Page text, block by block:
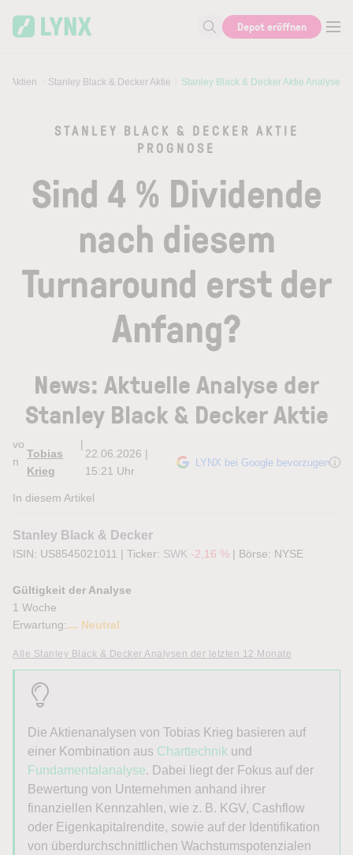
Suche nach Aktie, Autor...
Depot eröffnen
Aktien Stanley Black & Decker Aktie Stanley Black & Decker Aktie Analyse
STANLEY BLACK & DECKER AKTIE
PROGNOSE
Sind 4 % Dividende
nach diesem
Turnaround erst der
Anfang?
News: Aktuelle Analyse der
Stanley Black & Decker Aktie
vo
n
Tobias
Krieg
|
22.06.2026 |
15:21 Uhr
LYNX bei Google bevorzugen
In diesem Artikel
Stanley Black & Decker
ISIN: US8545021011 | Ticker: SWK -2,16 % | Börse: NYSE
Gültigkeit der Analyse
1 Woche
Erwartung:
Neutral
Alle Stanley Black & Decker Analysen der letzten 12 Monate
Die Aktienanalysen von Tobias Krieg basieren auf
einer Kombination aus Charttechnik und
Fundamentalanalyse. Dabei liegt der Fokus auf der
Bewertung von Unternehmen anhand ihrer
finanziellen Kennzahlen, wie z. B. KGV, Cashflow
oder Eigenkapitalrendite, sowie auf der Identifikation
von überdurchschnittlichen Wachstumspotenzialen